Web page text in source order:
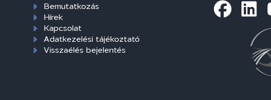
Bemutatkozás
Hírek
Kapcsolat
Adatkezelési tájékoztató
Visszaélés bejelentés